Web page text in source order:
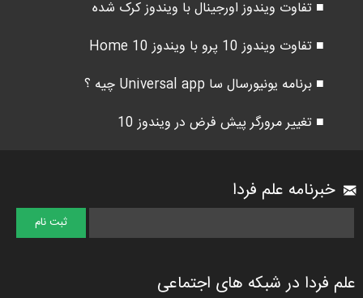
■ تفاوت ویندوز اورجینال با ویندوز کرک شده
■ تفاوت ویندوز 10 پرو با ویندوز 10 Home
■ برنامه یونیورسال سا Universal app چیه ؟
■ تغییر مرورگر پیش فرض در ویندوز 10
خبرنامه علم فردا
علم فردا در شبکه های اجتماعی